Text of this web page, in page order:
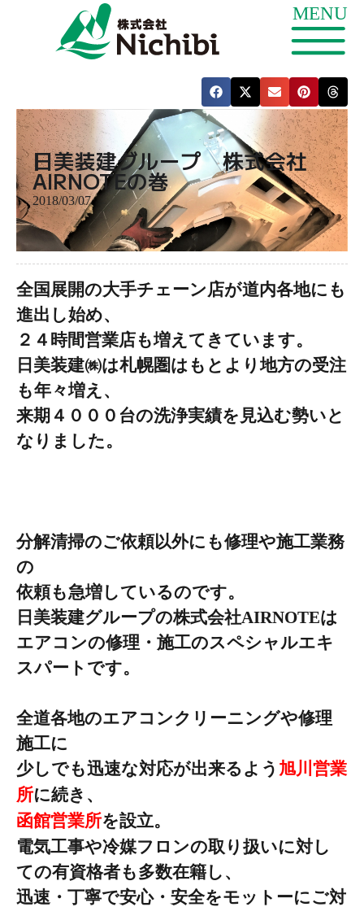
日美装建グループ 株式会社
AIRNOTEの巻
2018/03/07
全国展開の大手チェーン店が道内各地にも
進出し始め、
２４時間営業店も増えてきています。
日美装建㈱は札幌圏はもとより地方の受注
も年々増え、
来期４０００台の洗浄実績を見込む勢いと
なりました。
分解清掃のご依頼以外にも修理や施工業務
の
依頼も急増しているのです。
日美装建グループの株式会社AIRNOTEは
エアコンの修理・ 施工のスペシャルエキ
スパートです。
全道各地のエアコンクリーニングや修理
施工に
少しでも迅速な対応が出来るよう 旭川営業
所に続き、
函館営業所を設立。
電気工事や冷媒フロンの取り扱いに対し
ての有資格者も多数在籍し、
迅速・丁寧で安心・安全をモットーにご対